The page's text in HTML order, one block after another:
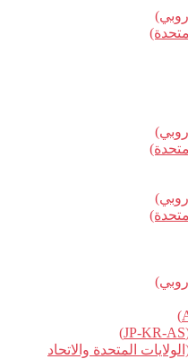
بوكس 360 (الولايات المتحدة والاتحاد